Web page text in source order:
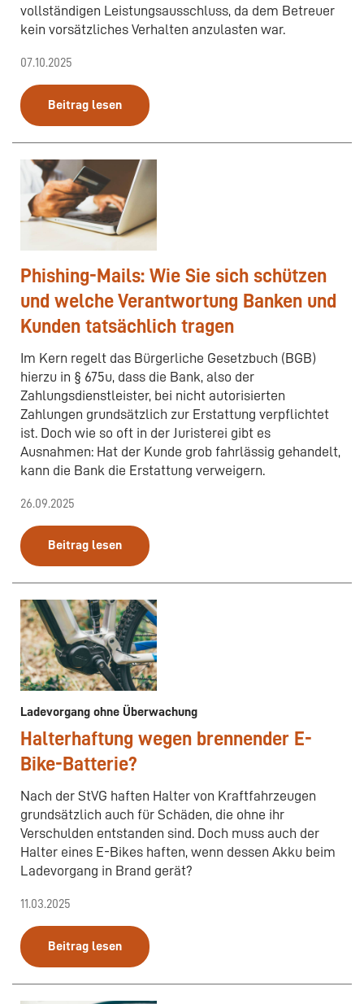
vollständigen Leistungsausschluss, da dem Betreuer
kein vorsätzliches Verhalten anzulasten war.
07.10.2025
Beitrag lesen
Phishing-Mails: Wie Sie sich schützen
und welche Verantwortung Banken und
Kunden tatsächlich tragen
Im Kern regelt das Bürgerliche Gesetzbuch (BGB)
hierzu in § 675u, dass die Bank, also der
Zahlungsdienstleister, bei nicht autorisierten
Zahlungen grundsätzlich zur Erstattung verpflichtet
ist. Doch wie so oft in der Juristerei gibt es
Ausnahmen: Hat der Kunde grob fahrlässig gehandelt,
kann die Bank die Erstattung verweigern.
26.09.2025
Beitrag lesen
Ladevorgang ohne Überwachung
Halterhaftung wegen brennender E-
Bike-Batterie?
Nach der StVG haften Halter von Kraftfahrzeugen
grundsätzlich auch für Schäden, die ohne ihr
Verschulden entstanden sind. Doch muss auch der
Halter eines E-Bikes haften, wenn dessen Akku beim
Ladevorgang in Brand gerät?
11.03.2025
Beitrag lesen